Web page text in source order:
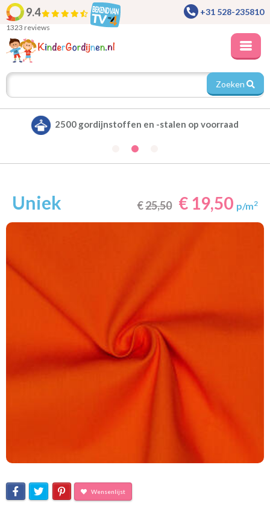
9.4
1323 reviews
+31 528-235810
Zoeken
Alle gordijnen verduisterend leverbaar
Uniek €25,50 € 19,50 p/m2
Wensenlijst